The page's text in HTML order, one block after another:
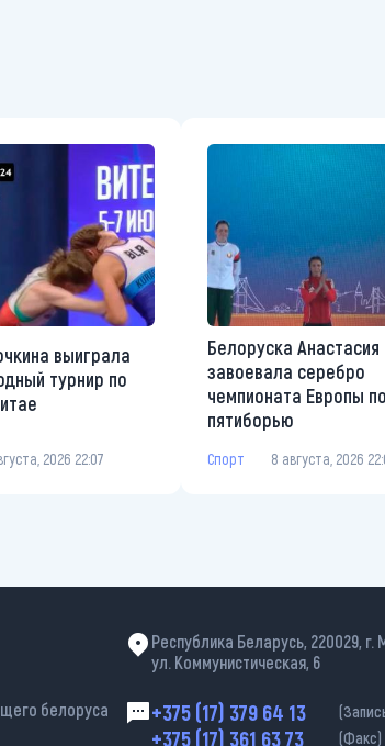
выиграла
турнир по
2026 22:07
Белоруска
завоевала серебро
чемпионата Европы по
пятиборью
Спорт 8 августа, 2026
белоруса
Республика Беларусь, 220029, г.
ул. Коммунистическая, 6
+375 (17) 379 64 13
+375 (17) 361 63 73 (Факс)